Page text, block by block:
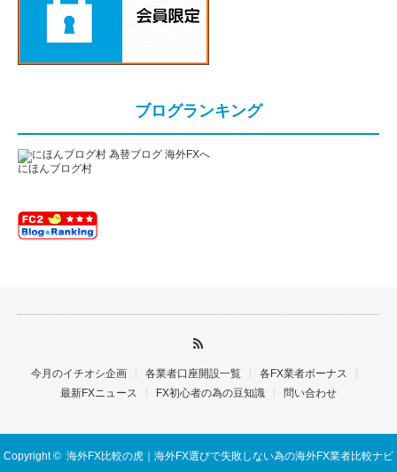
ブログランキング
にほんブログ村
今月のイチオシ企画 各業者口座開設一覧
各FX業者ボーナス
最新FXニュース
FX初心者の為の豆知識 問い合わせ
Copyright © 海外FX比較の虎｜海外FX選びで失敗しない為の海外FX業者比較ナビ